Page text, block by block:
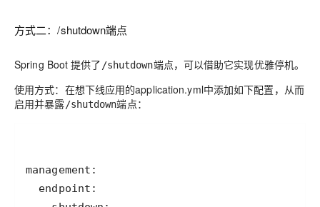
方式二：/shutdown端点
Spring Boot 提供了 /shutdown端点，可以借助它实现优雅停机。
使用方式：在想下线应用的application.yml中添加如下配置，从而
启用并暴露/shutdown端点：